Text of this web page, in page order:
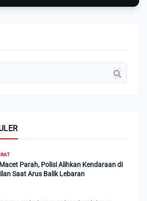
Parah, Polisi Alihkan Kendaraan di
Saat Arus Balik Lebaran